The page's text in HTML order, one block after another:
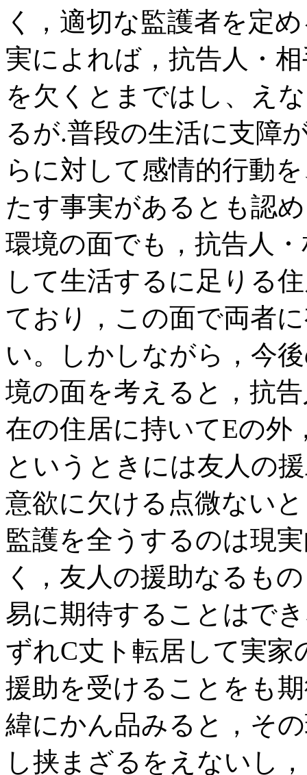
く，適切な監護者を定
実によれば，抗告人・
を欠くとまではし、え
るが.普段の生活に支障
らに対して感情的行動
たす事実があるとも認
環境の面でも，抗告人
して生活するに足りる
ており，この面で両者
い。しかしながら，今
境の面を考えると，抗
在の住居に持いてEの外
というときには友人の
意欲に欠ける点微ない
監護を全うするのは現
く，友人の援助なるも
易に期待することはで
ずれC丈ト転居して実
援助を受けることをも
緯にかん品みると，そ
し挟まざるをえないし